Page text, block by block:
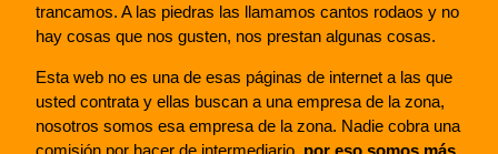
trancamos. A las piedras las llamamos cantos rodaos y no
hay cosas que nos gusten, nos prestan algunas cosas.
Esta web no es una de esas páginas de internet a las que
usted contrata y ellas buscan a una empresa de la zona,
nosotros somos esa empresa de la zona. Nadie cobra una
comisión por hacer de intermediario, por eso somos más